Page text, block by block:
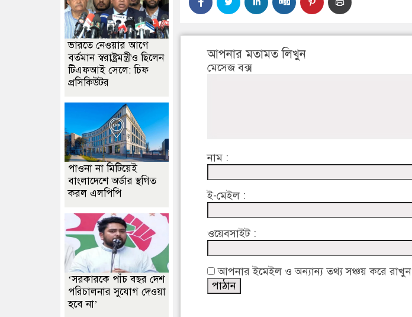
আপনার মতামত লিখুন
মেসেজ বক্স
নাম :
ই-মেইল :
ওয়েবসাইট :
আপনার ইমেইল ও অন্যান্য তথ্য সঞ্চয় করে রাখুন
ভারতে নেওয়ার আগে
বর্তমান স্বরাষ্ট্রমন্ত্রীও ছিলেন
টিএফআই সেলে: চিফ
প্রসিকিউটর
পাওনা না মিটিয়েই
বাংলাদেশে অর্ডার স্থগিত
করল এলপিপি
‘সরকারকে পাঁচ বছর দেশ
পরিচালনার সুযোগ দেওয়া
হবে না’